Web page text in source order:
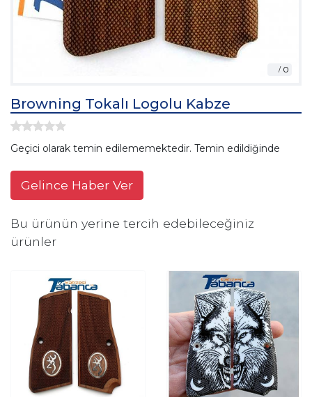
Browning Tokalı Logolu Kabze
Geçici olarak temin edilememektedir. Temin edildiğinde
Gelince Haber Ver
Bu ürünün yerine tercih edebileceğiniz
ürünler